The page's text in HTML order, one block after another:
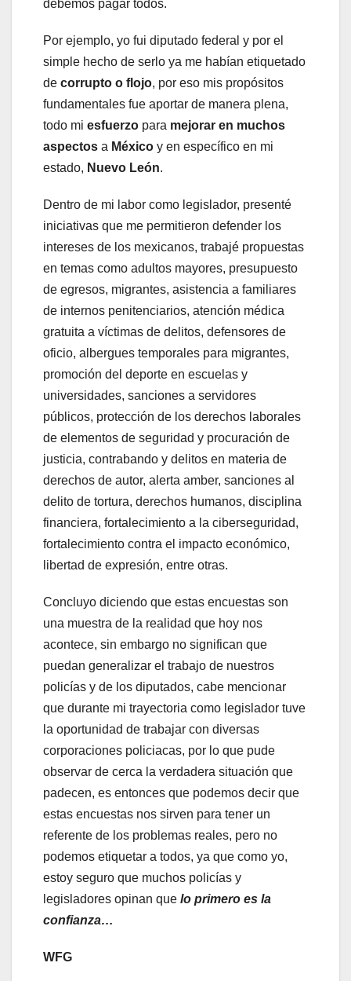
debemos pagar todos.
Por ejemplo, yo fui diputado federal y por el
simple hecho de serlo ya me habían etiquetado
de corrupto o flojo, por eso mis propósitos
fundamentales fue aportar de manera plena,
todo mi esfuerzo para mejorar en muchos
aspectos a México y en específico en mi
estado, Nuevo León.
Dentro de mi labor como legislador, presenté
iniciativas que me permitieron defender los
intereses de los mexicanos, trabajé propuestas
en temas como adultos mayores, presupuesto
de egresos, migrantes, asistencia a familiares
de internos penitenciarios, atención médica
gratuita a víctimas de delitos, defensores de
oficio, albergues temporales para migrantes,
promoción del deporte en escuelas y
universidades, sanciones a servidores
públicos, protección de los derechos laborales
de elementos de seguridad y procuración de
justicia, contrabando y delitos en materia de
derechos de autor, alerta amber, sanciones al
delito de tortura, derechos humanos, disciplina
financiera, fortalecimiento a la ciberseguridad,
fortalecimiento contra el impacto económico,
libertad de expresión, entre otras.
Concluyo diciendo que estas encuestas son
una muestra de la realidad que hoy nos
acontece, sin embargo no significan que
puedan generalizar el trabajo de nuestros
policías y de los diputados, cabe mencionar
que durante mi trayectoria como legislador tuve
la oportunidad de trabajar con diversas
corporaciones policiacas, por lo que pude
observar de cerca la verdadera situación que
padecen, es entonces que podemos decir que
estas encuestas nos sirven para tener un
referente de los problemas reales, pero no
podemos etiquetar a todos, ya que como yo,
estoy seguro que muchos policías y
legisladores opinan que lo primero es la
confianza…
WFG